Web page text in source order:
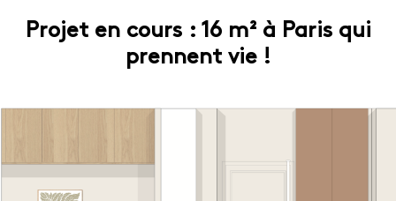
Projet en cours : 16 m² à Paris qui
prennent vie !